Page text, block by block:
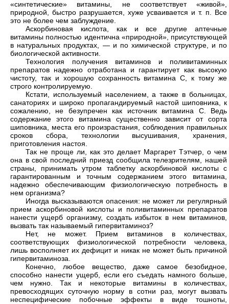
«синтетические» витамины, не соответствует «живой»,
природной, быстро разрушается, хуже усваивается и т. п. Все
это не более чем заблуждение.
Аскорбиновая кислота, как и все другие аптечные
витамины полностью идентична «природной», присутствующей
в натуральных продуктах, — и по химической структуре, и по
биологической активности.
Технология получения витаминов и поливитаминных
препаратов надежно отработана и гарантирует как высокую
чистоту, так и хорошую сохранность витамина С, к тому же
строго контролируемую.
Кстати, используемый населением, а также в больницах,
санаториях и широко пропагандируемый настой шиповника, к
сожалению, не безупречен как источник витамина С. Ведь
содержание этого витамина существенно зависит от сорта
шиповника, места его произрастания, соблюдения правильных
сроков сбора, технологии высушивания, хранения,
приготовления настоя.
Так не проще ли, как это делает Маргарет Тэтчер, о чем
она в свой последний приезд сообщила телезрителям, нашей
страны, принимать утром таблетку аскорбиновой кислоты с
гарантированным и точным содержанием этого витамина,
надежно обеспечивающим физиологическую потребность в
нем организма?
Иногда высказываются опасения: не может ли регулярный
прием аскорбиновой кислоты и поливитаминных препаратов
нанести ущерб организму, создать избыток в нем витаминов,
вызвать так называемый гипервитаминоз?
Нет, не может. Прием витаминов в количествах,
соответствующих физиологической потребности человека,
лишь восполняет их дефицит и никак не может быть причиной
гипервитаминоза.
Конечно, любое вещество, даже самое безобидное,
способно нанести ущерб, если его съедать намного больше,
чем нужно. Так и некоторые витамины в количествах,
превосходящих суточную норму в сотни раз, могут вызвать
неспецифические побочные эффекты в виде тошноты,